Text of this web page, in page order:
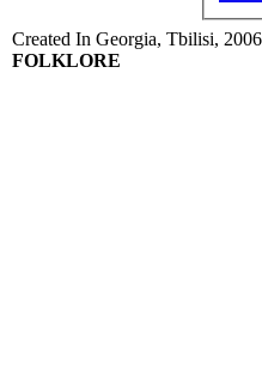
Created In Georgia, Tbilisi,
FOLKLORE